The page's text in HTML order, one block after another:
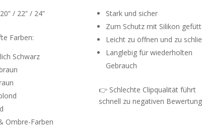
/ 22” / 24”
Farben:
Schwarz
Ombre-Farben
Stark und sicher
Zum Schutz mit Silikon
Leicht zu öffnen und zu
Langlebig für wiederholten
Gebrauch
👉 Schlechte Clipqualität führt
schnell zu negativen